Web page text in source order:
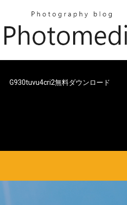
G930tuvu4cri2無料ダウンロード